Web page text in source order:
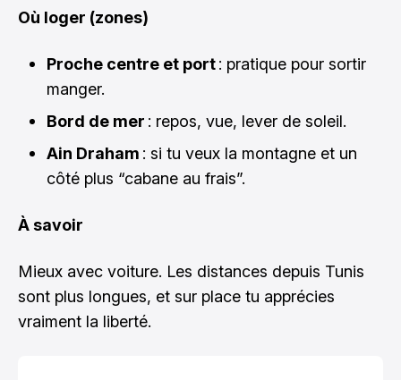
Où loger (zones)
Proche centre et port: pratique pour sortir
manger.
Bord de mer : repos, vue, lever de soleil.
Ain Draham : si tu veux la montagne et un
côté plus “cabane au frais”.
À savoir
Mieux avec voiture. Les distances depuis Tunis
sont plus longues, et sur place tu apprécies
vraiment la liberté.